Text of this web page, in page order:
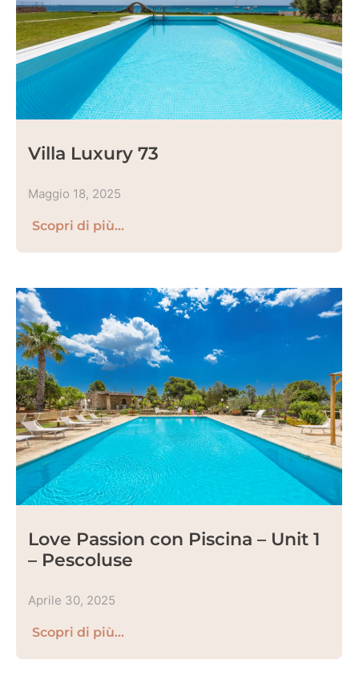
Villa Luxury 73
Maggio 18, 2025
Scopri di più...
Love Passion con Piscina – Unit 1
– Pescoluse
Aprile 30, 2025
Scopri di più...